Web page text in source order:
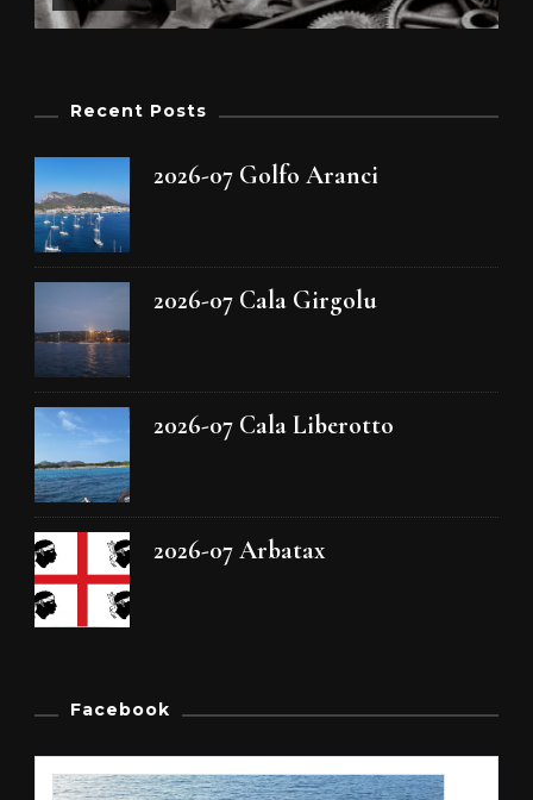
Recent Posts
2026-07 Golfo Aranci
2026-07 Cala Girgolu
2026-07 Cala Liberotto
2026-07 Arbatax
Facebook